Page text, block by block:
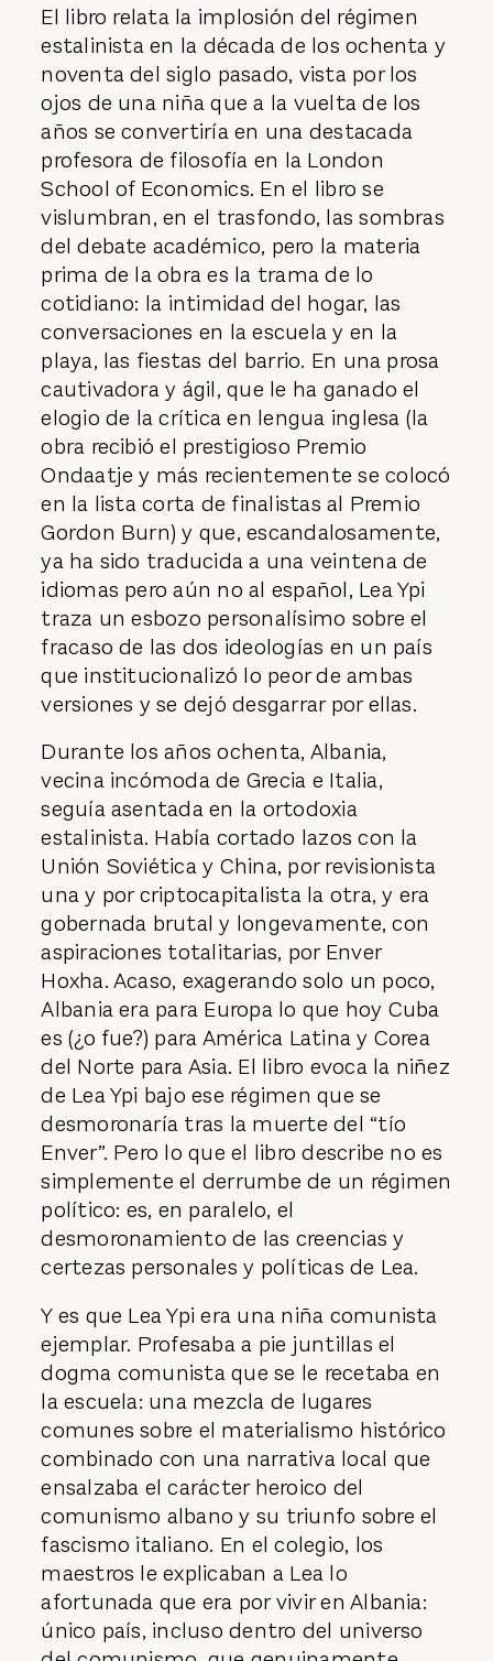
El libro relata la implosión del régimen
estalinista en la década de los ochenta y
noventa del siglo pasado, vista por los
ojos de una niña que a la vuelta de los
años se convertiría en una destacada
profesora de filosofía en la London
School of Economics. En el libro se
vislumbran, en el trasfondo, las sombras
del debate académico, pero la materia
prima de la obra es la trama de lo
cotidiano: la intimidad del hogar, las
conversaciones en la escuela y en la
playa, las fiestas del barrio. En una prosa
cautivadora y ágil, que le ha ganado el
elogio de la crítica en lengua inglesa (la
obra recibió el prestigioso Premio
Ondaatje y más recientemente se colocó
en la lista corta de finalistas al Premio
Gordon Burn) y que, escandalosamente,
ya ha sido traducida a una veintena de
idiomas pero aún no al español, Lea Ypi
traza un esbozo personalísimo sobre el
fracaso de las dos ideologías en un país
que institucionalizó lo peor de ambas
versiones y se dejó desgarrar por ellas.
Durante los años ochenta, Albania,
vecina incómoda de Grecia e Italia,
seguía asentada en la ortodoxia
estalinista. Había cortado lazos con la
Unión Soviética y China, por revisionista
una y por criptocapitalista la otra, y era
gobernada brutal y longevamente, con
aspiraciones totalitarias, por Enver
Hoxha. Acaso, exagerando solo un poco,
Albania era para Europa lo que hoy Cuba
es (¿o fue?) para América Latina y Corea
del Norte para Asia. El libro evoca la niñez
de Lea Ypi bajo ese régimen que se
desmoronaría tras la muerte del “tío
Enver”. Pero lo que el libro describe no es
simplemente el derrumbe de un régimen
político: es, en paralelo, el
desmoronamiento de las creencias y
certezas personales y políticas de Lea.
Y es que Lea Ypi era una niña comunista
ejemplar. Profesaba a pie juntillas el
dogma comunista que se le recetaba en
la escuela: una mezcla de lugares
comunes sobre el materialismo histórico
combinado con una narrativa local que
ensalzaba el carácter heroico del
comunismo albano y su triunfo sobre el
fascismo italiano. En el colegio, los
maestros le explicaban a Lea lo
afortunada que era por vivir en Albania:
único país, incluso dentro del universo